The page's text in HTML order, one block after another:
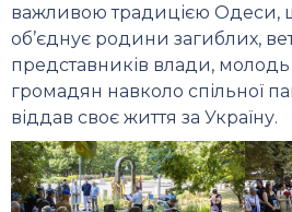
важливою традицією Одеси,
об’єднує родини загиблих,
представників влади,
громадян навколо спільної
віддав своє життя за Україну.